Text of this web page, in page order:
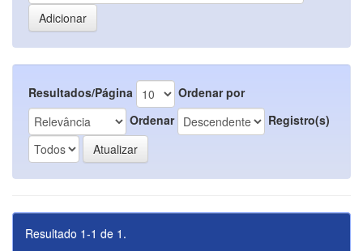
Resultados/Página
Ordenar por
Ordenar
Registro(s)
Resultado 1-1 de 1.